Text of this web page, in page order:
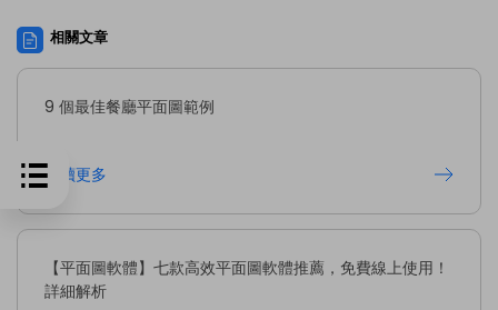
相關文章
9 個最佳餐廳平面圖範例
閱讀更多
【平面圖軟體】七款高效平面圖軟體推薦，免費線上使用！
詳細解析